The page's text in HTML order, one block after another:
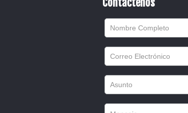
Contáctenos